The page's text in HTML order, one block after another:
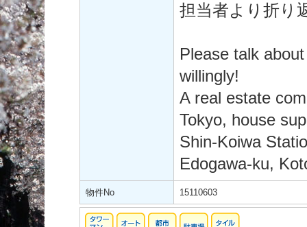
担当者より折り
Please talk
willingly!
A real estate
Tokyo, house
Shin-Koiwa
Edogawa-ku,
物件No 15110603